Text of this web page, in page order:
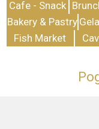
Cafe - Snack
Bakery & Pastry
Fish Market